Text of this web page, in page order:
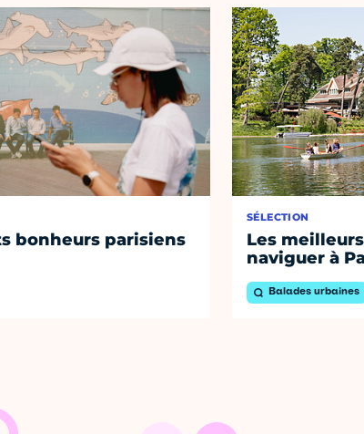
bonheurs parisiens
SÉLECTION
Les
naviguer à
Balades urbaines